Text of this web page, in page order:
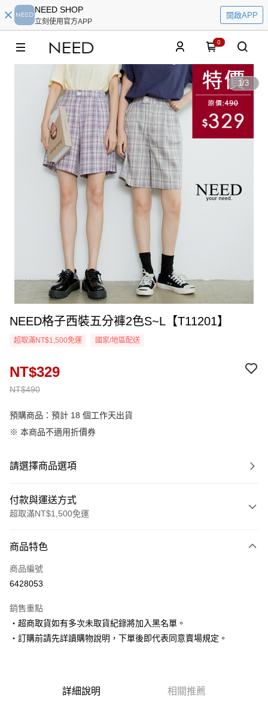
NEED SHOP
立刻使用官方APP
開啟APP
0
1/3
NEED格子西裝五分褲2色S~L【T11201】
超取滿NT$1,500免運 國家/地區配送
NT$490
NT$329
預購商品：預計 18 個工作天出貨
※ 本商品不適用折價券
請選擇商品選項
付款與運送方式
超取滿NT$1,500免運
信用卡一次付款
超商取貨付款
Apple Pay
街口支付
商品特色
商品編號
6428053
銷售重點
‧超商取貨如有多次未取貨紀錄將加入黑名單。
‧訂購前請先詳讀購物說明，下單後即代表同意賣場規定。
詳細說明 相關推薦